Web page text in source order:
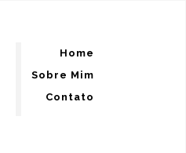
Home
Sobre Mim
Contato